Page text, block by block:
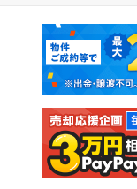
新築マンション
新築一戸建て
注文住宅
売却査定
マンションカタログ